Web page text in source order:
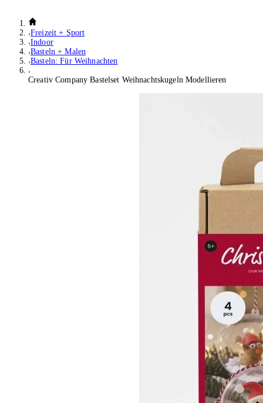
Freizeit + Sport
Indoor
Basteln + Malen
Basteln: Für Weihnachten
Creativ Company Bastelset Weihnachtskugeln Modellieren